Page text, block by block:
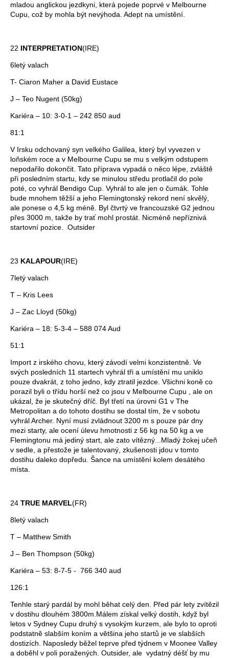
mladou anglickou jezdkyni, která pojede poprvé v Melbourne
Cupu, což by mohla být nevýhoda. Adept na umístění.
22 INTERPRETATION(IRE)
6letý valach
T- Ciaron Maher a David Eustace
J – Teo Nugent (50kg)
Kariéra – 10: 3-0-1 – 242 850 aud
81:1
V Irsku odchovaný syn velkého Galilea, který byl vyvezen v
loňském roce a v Melbourne Cupu se mu s velkým odstupem
nepodařilo dokončit. Tato příprava vypadá o něco lépe, zvláště
při posledním startu, kdy se minulou středu protlačil do pole
poté, co vyhrál Bendigo Cup. Vyhrál to ale jen o čumák. Tohle
bude mnohem těžší a jeho Flemingtonský rekord není skvělý,
ale ponese o 4,5 kg méně. Byl čtvrtý ve francouzské G2 jednou
přes 3000 m, takže by trať mohl prostát. Nicméně nepříznivá
startovní pozice. Outsider
23 KALAPOUR(IRE)
7letý valach
T – Kris Lees
J – Zac Lloyd (50kg)
Kariéra – 18: 5-3-4 – 588 074 Aud
51:1
Import z irského chovu, který závodí velmi konzistentně. Ve
svých posledních 11 startech vyhrál tři a umístění mu uniklo
pouze dvakrát, z toho jedno, kdy ztratil jezdce. Všichni koně co
porazil byli o třídu horší než co jsou v Melbourne Cupu , ale on
ukázal, že je skutečný dříč. Byl třetí na úrovni G1 v The
Metropolitan a do tohoto dostihu se dostal tím, že v sobotu
vyhrál Archer. Nyní musí zvládnout 3200 m s pouze pár dny
mezi starty, ale ocení úlevu hmotnosti z 56 kg na 50 kg a ve
Flemingtonu má jediný start, ale zato vítězný...Mladý žokej učeň
v sedle, a přestože je talentovaný, zkušenosti jdou v tomto
dostihu daleko dopředu. Šance na umístění kolem desátého
místa.
24 TRUE MARVEL(FR)
8letý valach
T – Matthew Smith
J – Ben Thompson (50kg)
Kariéra – 53: 8-7-5 - 766 340 aud
126:1
Tenhle starý pardál by mohl běhat celý den. Před pár lety zvítězil
v dostihu dlouhém 3800m.Málem získal velký dostih, když byl
letos v Sydney Cupu druhý s vysokým kurzem, ale bylo to oproti
podstatně slabším koním a většina jeho startů je ve slabších
dostizích. Naposledy běžel teprve před týdnem v Moonee Valley
a doběhl v poli poražených. Outsider, ale vydatný déšť by mu